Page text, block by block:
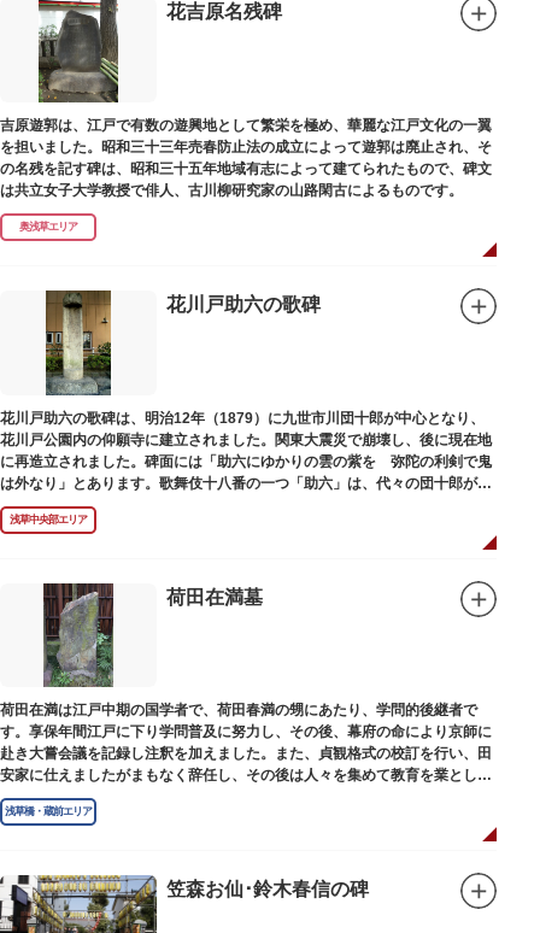
花吉原名残碑
吉原遊郭は、江戸で有数の遊興地として繁栄を極め、華麗な江戸文化の一翼
を担いました。昭和三十三年売春防止法の成立によって遊郭は廃止され、そ
の名残を記す碑は、昭和三十五年地域有志によって建てられたもので、碑文
は共立女子大学教授で俳人、古川柳研究家の山路閑古によるものです。
奥浅草エリア
花川戸助六の歌碑
花川戸助六の歌碑は、明治12年（1879）に九世市川団十郎が中心となり、
花川戸公園内の仰願寺に建立されました。関東大震災で崩壊し、後に現在地
に再造立されました。碑面には「助六にゆかりの雲の紫を 弥陀の利剣で鬼
は外なり」とあります。歌舞伎十八番の一つ「助六」は、代々の団十郎が伝
えていますが、助六の実像は不明です。
浅草中央部エリア
荷田在満墓
荷田在満は江戸中期の国学者で、荷田春満の甥にあたり、学問的後継者で
す。享保年間江戸に下り学問普及に努力し、その後、幕府の命により京師に
赴き大嘗会議を記録し注釈を加えました。また、貞観格式の校訂を行い、田
安家に仕えましたがまもなく辞任し、その後は人々を集めて教育を業としま
した。お墓は金竜寺（きんりゅうじ）境内にあります。
浅草橋・蔵前エリア
笠森お仙･鈴木春信の碑